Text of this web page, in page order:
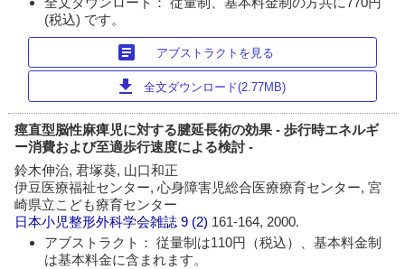
(税込) です。
article アブストラクトを見る
download 全文ダウンロード(2.77MB)
痙直型脳性麻痺児に対する腱延長術の効果 - 歩行時エネルギ
ー消費および至適歩行速度による検討 -
鈴木伸治, 君塚葵, 山口和正
伊豆医療福祉センター, 心身障害児総合医療療育センター, 宮
崎県立こども療育センター
日本小児整形外科学会雑誌 9 (2) 161-164, 2000.
アブストラクト： 従量制は110円（税込）、基本料金制
は基本料金に含まれます。